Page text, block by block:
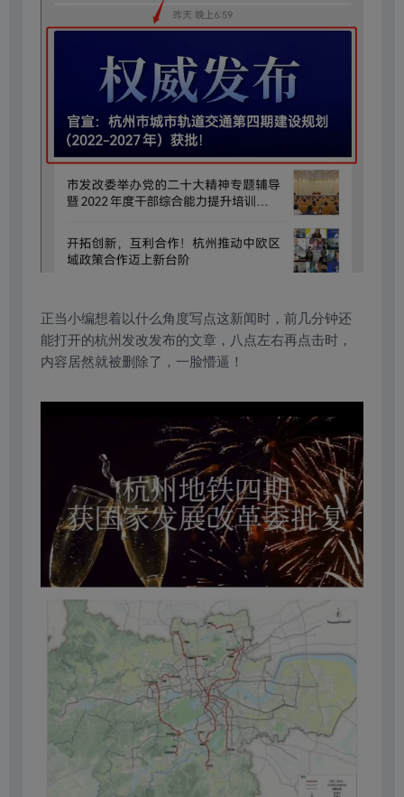
正当小编想着以什么角度写点这新闻时，前几分钟还
能打开的杭州发改发布的文章，八点左右再点击时，
内容居然就被删除了，一脸懵逼！